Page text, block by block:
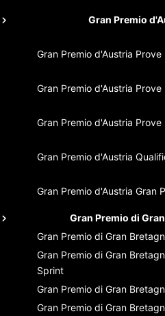
Gran Premio
Gran Premio d'Austria Prove
Gran Premio d'Austria Prove
Gran Premio d'Austria Prove
Gran Premio d'Austria
Gran Premio d'Austria Gran
Gran Premio di
Gran Premio di Gran
Gran Premio di Gran
Sprint
Gran Premio di Gran
Gran Premio di Gran